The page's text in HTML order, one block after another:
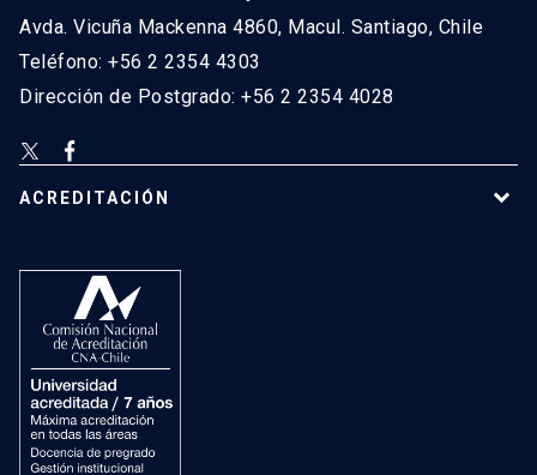
Avda. Vicuña Mackenna 4860, Macul. Santiago, Chile
Teléfono: +56 2 2354 4303
Dirección de Postgrado: +56 2 2354 4028
ACREDITACIÓN